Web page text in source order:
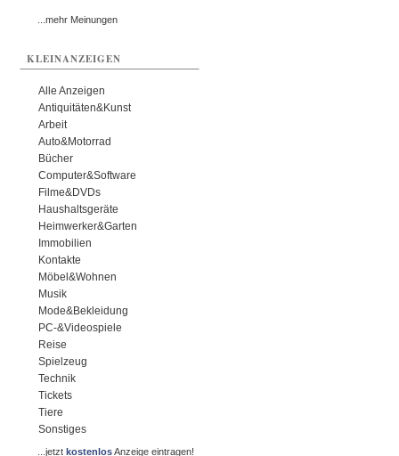
...mehr Meinungen
KLEINANZEIGEN
Alle Anzeigen
Antiquitäten&Kunst
Arbeit
Auto&Motorrad
Bücher
Computer&Software
Filme&DVDs
Haushaltsgeräte
Heimwerker&Garten
Immobilien
Kontakte
Möbel&Wohnen
Musik
Mode&Bekleidung
PC-&Videospiele
Reise
Spielzeug
Technik
Tickets
Tiere
Sonstiges
...jetztkostenlosAnzeige eintragen!